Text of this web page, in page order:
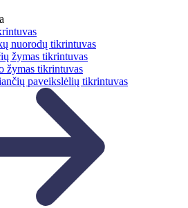
nuorodų tikrintuvas
žymas tikrintuvas
žymas tikrintuvas
paveikslėlių tikrintuvas